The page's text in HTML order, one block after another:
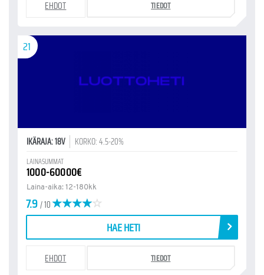
EHDOT TIEDOT
21
IKÄRAJA: 18V KORKO: 4.5-20%
LAINASUMMAT
1000-60000€
Laina-aika: 12-180kk
7.9/ 10
HAE HETI
EHDOT TIEDOT